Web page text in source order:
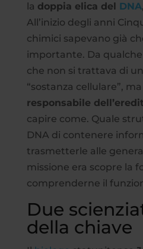
la doppia elica del DNA
All’inizio degli anni
chimici sapevano già
importante. Da
che non si trattava di
“sostanza cellulare”,
responsabile
capire come. Quale
DNA di contenere
trasmetterle alle
missione era scopre la
comprenderne il
Due
della chiave